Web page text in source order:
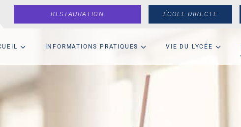
RESTAURATION ÉCOLE DIRECTE
INFORMATIONS PRATIQUES VIE DU LYCÉE